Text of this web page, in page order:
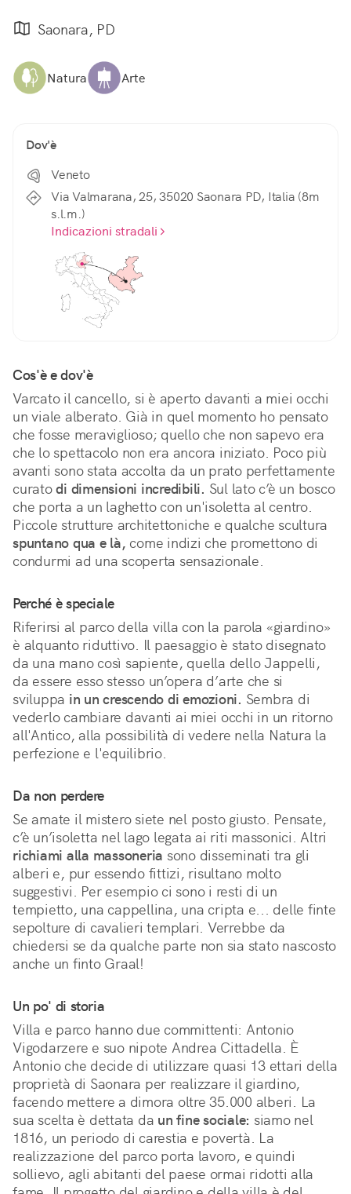
Saonara, PD
Natura Arte
Dov'è
Veneto
Via Valmarana, 25, 35020 Saonara PD, Italia (8m
s.l.m.)
Indicazioni stradali
Cos'è e dov'è
Varcato il cancello, si è aperto davanti a miei occhi
un viale alberato. Già in quel momento ho pensato
che fosse meraviglioso; quello che non sapevo era
che lo spettacolo non era ancora iniziato. Poco più
avanti sono stata accolta da un prato perfettamente
curato di dimensioni incredibili. Sul lato c’è un bosco
che porta a un laghetto con un'isoletta al centro.
spuntano qua e là, come indizi che promettono di
condurmi ad una scoperta sensazionale.
Perché è speciale
Riferirsi al parco della villa con la parola «giardino»
è alquanto riduttivo. Il paesaggio è stato disegnato
da una mano così sapiente, quella dello Jappelli,
da essere esso stesso un’opera d’arte che si
sviluppa in un crescendo di emozioni. Sembra di
vederlo cambiare davanti ai miei occhi in un ritorno
all'Antico, alla possibilità di vedere nella Natura la
perfezione e l'equilibrio.
Da non perdere
Se amate il mistero siete nel posto giusto. Pensate,
c’è un’isoletta nel lago legata ai riti massonici. Altri
richiami alla massoneria sono disseminati tra gli
alberi e, pur essendo fittizi, risultano molto
suggestivi. Per esempio ci sono i resti di un
tempietto, una cappellina, una cripta e... delle finte
sepolture di cavalieri templari. Verrebbe da
chiedersi se da qualche parte non sia stato nascosto
anche un finto Graal!
Un po' di storia
Villa e parco hanno due committenti: Antonio
Vigodarzere e suo nipote Andrea Cittadella. È
Antonio che decide di utilizzare quasi 13 ettari della
proprietà di Saonara per realizzare il giardino,
facendo mettere a dimora oltre 35.000 alberi. La
sua scelta è dettata da un fine sociale: siamo nel
1816, un periodo di carestia e povertà. La
realizzazione del parco porta lavoro, e quindi
sollievo, agli abitanti del paese ormai ridotti alla